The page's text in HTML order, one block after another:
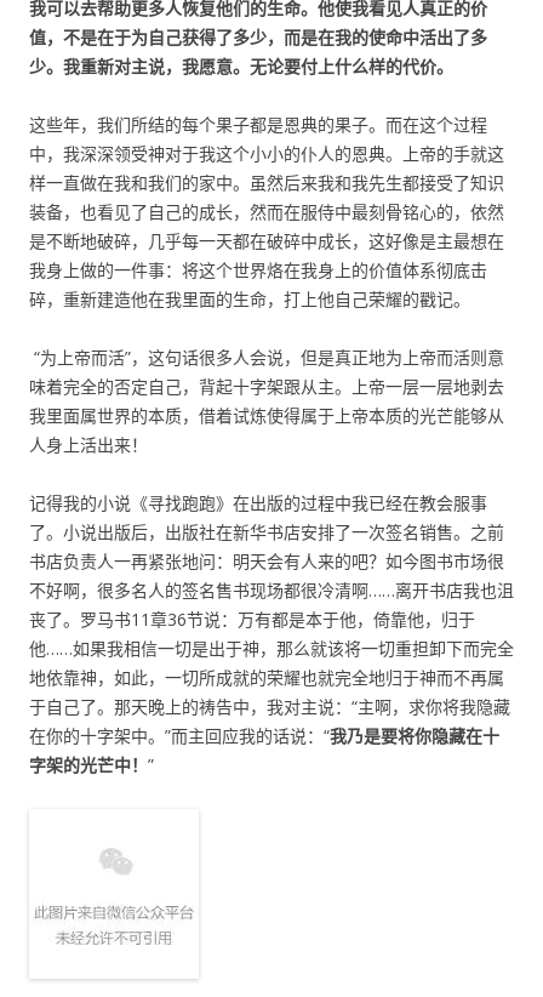
我可以去帮助更多人恢复他们的生命。他使我看见人真正的价
值，不是在于为自己获得了多少，而是在我的使命中活出了多
少。我重新对主说，我愿意。无论要付上什么样的代价。
这些年，我们所结的每个果子都是恩典的果子。而在这个过程
中，我深深领受神对于我这个小小的仆人的恩典。上帝的手就这
样一直做在我和我们的家中。虽然后来我和我先生都接受了知识
装备，也看见了自己的成长，然而在服侍中最刻骨铭心的，依然
是不断地破碎，几乎每一天都在破碎中成长，这好像是主最想在
我身上做的一件事：将这个世界烙在我身上的价值体系彻底击
碎，重新建造他在我里面的生命，打上他自己荣耀的戳记。
“为上帝而活”，这句话很多人会说，但是真正地为上帝而活则意
味着完全的否定自己，背起十字架跟从主。上帝一层一层地剥去
我里面属世界的本质，借着试炼使得属于上帝本质的光芒能够从
人身上活出来！
记得我的小说《寻找跑跑》在出版的过程中我已经在教会服事
了。小说出版后，出版社在新华书店安排了一次签名销售。之前
书店负责人一再紧张地问：明天会有人来的吧？如今图书市场很
不好啊，很多名人的签名售书现场都很冷清啊……离开书店我也沮
丧了。罗马书11章36节说：万有都是本于他，倚靠他，归于
他……如果我相信一切是出于神，那么就该将一切重担卸下而完全
地依靠神，如此，一切所成就的荣耀也就完全地归于神而不再属
于自己了。那天晚上的祷告中，我对主说：“主啊，求你将我隐藏
在你的十字架中。”而主回应我的话说：“我乃是要将你隐藏在十
字架的光芒中！ ”